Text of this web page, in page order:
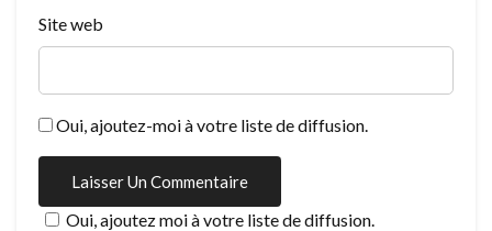
Site web
Oui, ajoutez-moi à votre liste de diffusion.
Oui, ajoutez moi à votre liste de diffusion.